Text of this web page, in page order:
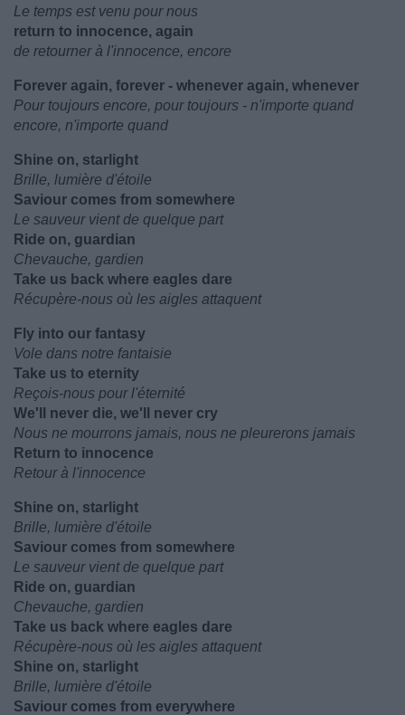
Le temps est venu pour nous
return to innocence, again
de retourner à l'innocence, encore
Forever again, forever - whenever again, whenever
Pour toujours encore, pour toujours - n'importe quand
encore, n'importe quand
Shine on, starlight
Brille, lumière d'étoile
Saviour comes from somewhere
Le sauveur vient de quelque part
Ride on, guardian
Chevauche, gardien
Take us back where eagles dare
Récupère-nous où les aigles attaquent
Fly into our fantasy
Vole dans notre fantaisie
Take us to eternity
Reçois-nous pour l'éternité
We'll never die, we'll never cry
Nous ne mourrons jamais, nous ne pleurerons jamais
Return to innocence
Retour à l'innocence
Shine on, starlight
Brille, lumière d'étoile
Saviour comes from somewhere
Le sauveur vient de quelque part
Ride on, guardian
Chevauche, gardien
Take us back where eagles dare
Récupère-nous où les aigles attaquent
Shine on, starlight
Brille, lumière d'étoile
Saviour comes from everywhere